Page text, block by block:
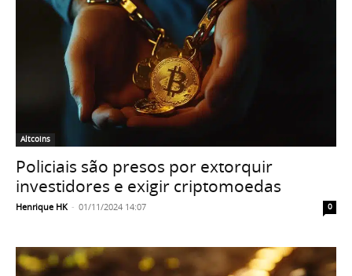
Altcoins
Policiais são presos por extorquir
investidores e exigir criptomoedas
Henrique HK - 01/11/2024 14:07 0